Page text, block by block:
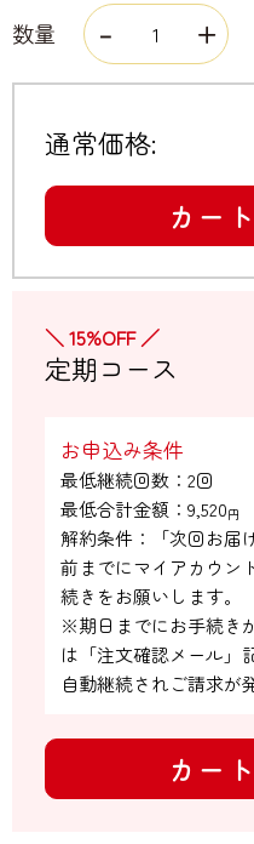
数量
通常価格:
カー
＼ 15%OFF ／
定期コース
お申込み条件
最低継続回数：2回
最低合計金額： 9,520円
解約条件：「次回お届
前までにマイアカウン
続きをお願いします。
※期日までにお手続き
は「注文確認メール」
自動継続されご請求が
カー